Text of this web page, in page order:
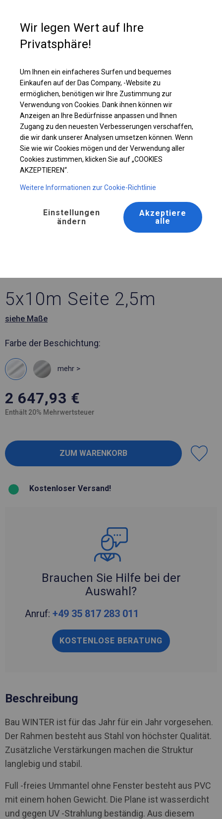
Ganzjährig geöffnete Zelthalle | 5x10 m
5x10m Seite 2,5m
siehe Maße
Farbe der Beschichtung:
mehr >
2 647,93 €
Enthält 20% Mehrwertsteuer
Kostenloser Versand!
Brauchen Sie Hilfe bei der
Auswahl?
Anruf: +49 35 817 283 011
KOSTENLOSE BERATUNG
Beschreibung
Bau WINTER ist für das Jahr für ein Jahr vorgesehen.
Der Rahmen besteht aus Stahl von höchster Qualität.
Zusätzliche Verstärkungen machen die Struktur
langlebig und stabil.
Full -freies Ummantel ohne Fenster besteht aus PVC
mit einem hohen Gewicht. Die Plane ist wasserdicht
und gegen UV -Strahlung beständig. Aus diesem
Wir legen Wert auf Ihre
Privatsphäre!
Um Ihnen ein einfacheres Surfen und bequemes
Einkaufen auf der Das Company, -Website zu
ermöglichen, benötigen wir Ihre Zustimmung zur
Verwendung von Cookies. Dank ihnen können wir
Anzeigen an Ihre Bedürfnisse anpassen und Ihnen
Zugang zu den neuesten Verbesserungen verschaffen,
die wir dank unserer Analysen umsetzen können. Wenn
Sie wie wir Cookies mögen und der Verwendung aller
Cookies zustimmen, klicken Sie auf „COOKIES
AKZEPTIEREN“.
Weitere Informationen zur Cookie-Richtlinie
Einstellungen
ändern
Akzeptiere
alle